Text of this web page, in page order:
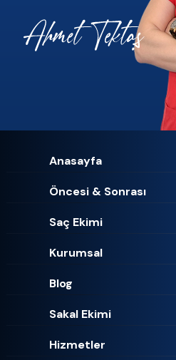
Anasayfa
Öncesi & Sonrası
Saç Ekimi
Kurumsal
Blog
Sakal Ekimi
Hizmetler